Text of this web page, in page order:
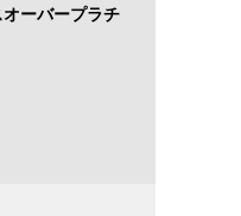
ーバープラチ